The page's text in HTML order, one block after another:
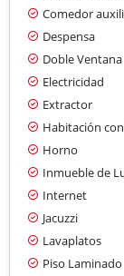
Comedor
Despensa
Doble Ventana
Electricidad
Extractor
Habitación
Horno
Inmueble de
Internet
Jacuzzi
Lavaplatos
Piso Laminado